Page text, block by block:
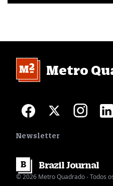
Metro
Newsletter
© 2026 Metro Quadrado - Todos
BrazilJournal